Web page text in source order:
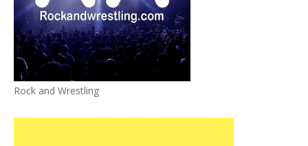
Rock and Wrestling